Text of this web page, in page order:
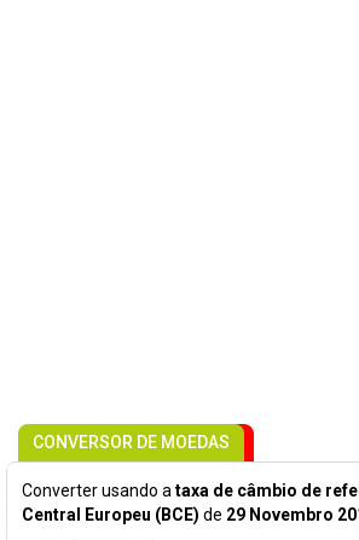
CONVERSOR DE MOEDAS
Converter usando a taxa de câmbio de
Central Europeu (BCE) de 29 Novembro